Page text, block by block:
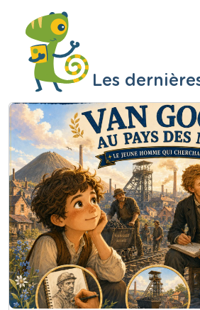
Les